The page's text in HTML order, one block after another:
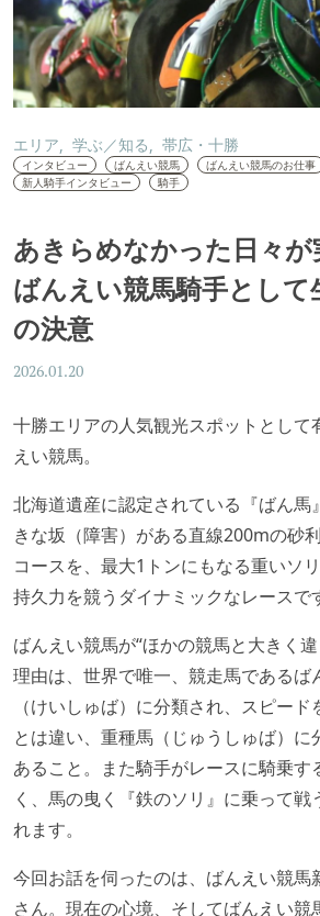
エリア 学ぶ／知る 帯広・十勝
インタビュー ばんえい競馬 ばんえい競馬のお仕事
新人騎手インタビュー
騎手
あきらめなかった日々が
ばんえい競馬騎手とし
の決意
2026.01.20
十勝エリアの人気観光スポットとして
えい競馬。
北海道遺産に認定されている『ばん馬
きな坂（障害）がある直線200mの砂
コースを、最大1トンにもなる重いソ
持久力を競うダイナミックなレースで
ばんえい競馬が“ほかの競馬と大きく
理由は、世界で唯一、競走馬であるば
（けいしゅば）に分類され、スピー
とは違い、重種馬（じゅうしゅば）に
あること。また騎手がレースに騎乗す
く、馬の曳く『鉄のソリ』に乗って戦
れます。
今回お話を伺ったのは、ばんえい競馬
さん。現在の心境、そしてばんえい競